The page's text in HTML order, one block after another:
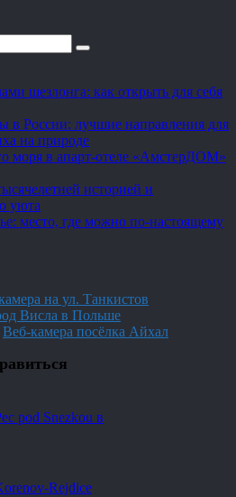
шезлонга: как открыть для себя
в России: лучшие направления для
на природе
моря в апарт-отеле «АмстерДОМ»
историей и
уюта
место, где можно по-настоящему
на ул. Танкистов
Висла в Польше
Веб-камера посёлка Айхал
pod Snezkou в
Rejdice